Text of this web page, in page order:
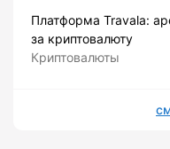
Платформа Travala:
за криптовалюту
Криптовалюты